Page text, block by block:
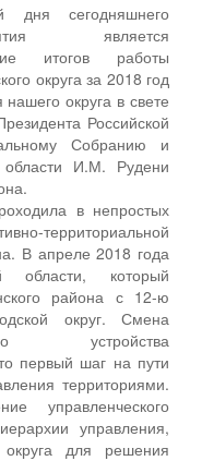
дня сегодняшнего
является
итогов работы
округа за 2018 год
округа в свете
Российской
Собранию и
области И.М. Рудени
в непростых
территориальной
В апреле 2018 года
который
района с 12-ю
округ. Смена
устройства
первый шаг на пути
территориями.
управленческого
управления,
для решения